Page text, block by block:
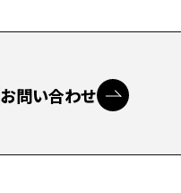
お問い合わせ